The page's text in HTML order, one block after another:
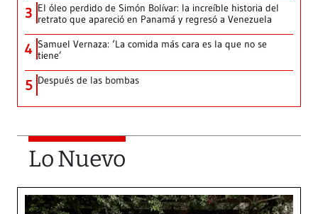
3 El óleo perdido de Simón Bolívar: la increíble historia del
retrato que apareció en Panamá y regresó a Venezuela
4 Samuel Vernaza: ‘La comida más cara es la que no se
tiene’
5 Después de las bombas
Lo Nuevo